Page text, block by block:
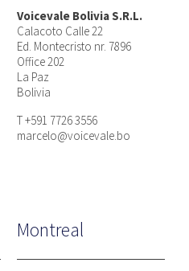
Voicevale Bolivia S.R.L.
Calacoto Calle 22
Ed. Montecristo nr. 7896
Office 202
La Paz
Bolivia
T +591 7726 3556
marcelo@voicevale.bo
Montreal